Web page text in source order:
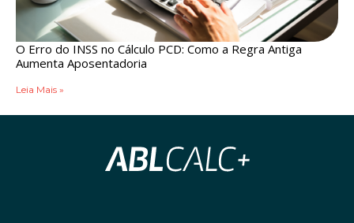
O Erro do INSS no Cálculo PCD: Como a Regra Antiga
Aumenta Aposentadoria
Leia Mais »